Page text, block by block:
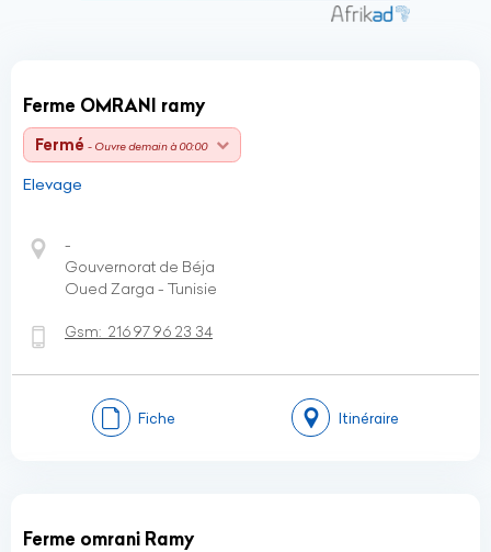
Ferme OMRANI ramy
Fermé - Ouvre demain à 00:00
Elevage
-
Gouvernorat de Béja
Oued Zarga - Tunisie
Gsm: 216 97 96 23 34
Fiche Itinéraire
Ferme omrani Ramy